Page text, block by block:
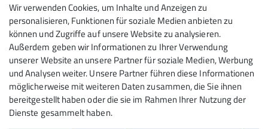
Sektion
Wir verwenden Cookies, um Inhalte und Anzeigen zu
personalisieren, Funktionen für soziale Medien anbieten zu
können und Zugriffe auf unsere Website zu analysieren.
Außerdem geben wir Informationen zu Ihrer Verwendung
unserer Website an unsere Partner für soziale Medien, Werbung
und Analysen weiter. Unsere Partner führen diese Informationen
möglicherweise mit weiteren Daten zusammen, die Sie ihnen
bereitgestellt haben oder die sie im Rahmen Ihrer Nutzung der
Dienste gesammelt haben.